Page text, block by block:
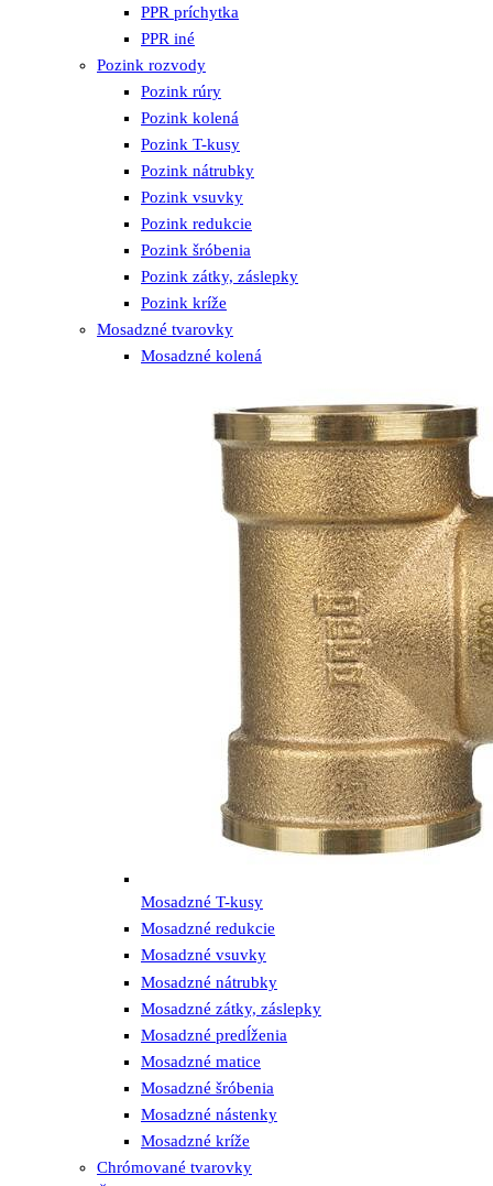
PPR príchytka
PPR iné
Pozink rozvody
Pozink rúry
Pozink kolená
Pozink T-kusy
Pozink nátrubky
Pozink vsuvky
Pozink redukcie
Pozink šróbenia
Pozink zátky, záslepky
Pozink kríže
Mosadzné tvarovky
Mosadzné kolená
Mosadzné T-kusy
Mosadzné redukcie
Mosadzné vsuvky
Mosadzné nátrubky
Mosadzné zátky, záslepky
Mosadzné predĺženia
Mosadzné matice
Mosadzné šróbenia
Mosadzné nástenky
Mosadzné kríže
Chrómované tvarovky